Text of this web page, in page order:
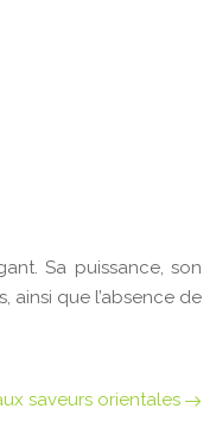
Sa puissance, son
ainsi que l’absence de
saveurs orientales